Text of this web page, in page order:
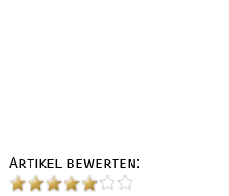
Artikel bewerten: